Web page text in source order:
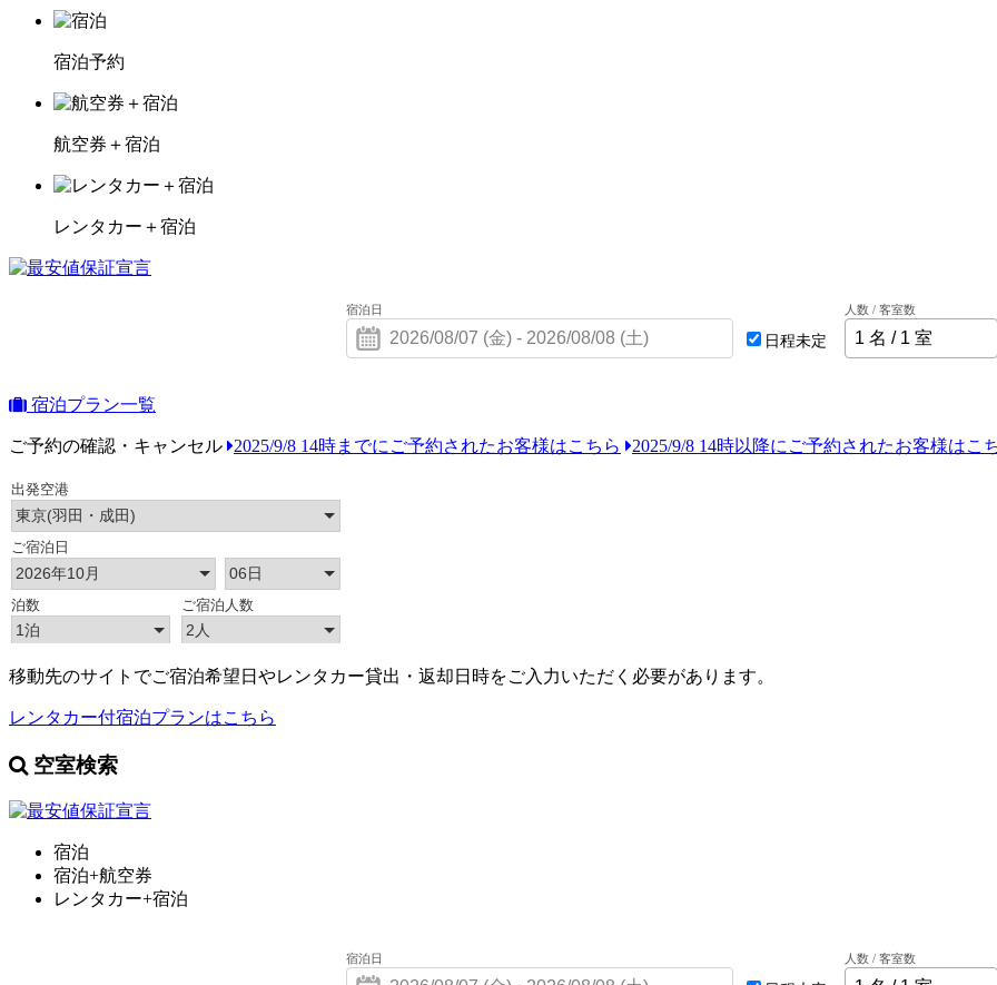
宿泊予約
航空券＋宿泊
レンタカー＋宿泊
宿泊日
日程未定
人数 / 客室数
宿泊プラン一覧
ご予約の確認・キャンセル 2025/9/8 14時までにご予約されたお客様はこちら 2025/9/8 14時以降にご予約されたお客様はこ
移動先のサイトでご宿泊希望日やレンタカー貸出・返却日時をご入力いただく必要があります。
レンタカー付宿泊プランはこちら
空室検索
宿泊
宿泊+航空券
レンタカー+宿泊
宿泊日 人数 / 客室数